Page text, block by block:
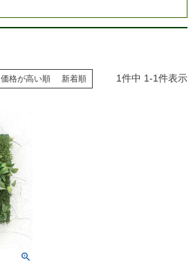
価格が高い順 新着順 1件中 1-1件表示